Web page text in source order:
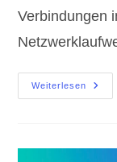
Verbindungen
Weiterlesen
Mac